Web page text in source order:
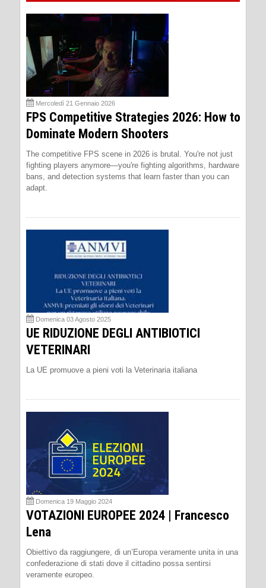
Mercoledì 21 Gennaio 2026
FPS Competitive Strategies 2026: How to
Dominate Modern Shooters
The competitive FPS scene in 2026 is brutal. You're not just
fighting players anymore—you're fighting algorithms, hardware
bans, and detection systems that learn faster than you can
adapt.
Domenica 03 Agosto 2025
UE RIDUZIONE DEGLI ANTIBIOTICI
VETERINARI
La UE promuove a pieni voti la Veterinaria italiana
Domenica 19 Maggio 2024
VOTAZIONI EUROPEE 2024 | Francesco
Lena
Obiettivo da raggiungere, di un’Europa veramente unita in una
confederazione di stati dove il cittadino possa sentirsi
veramente europeo.